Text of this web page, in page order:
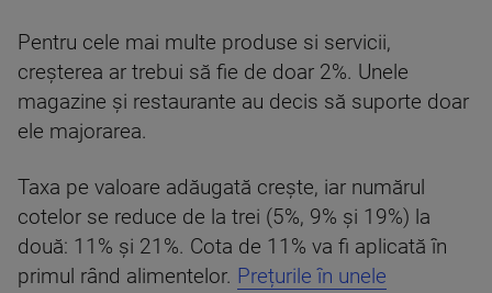
Pentru cele mai multe produse si servicii,
creșterea ar trebui să fie de doar 2%. Unele
magazine și restaurante au decis să suporte doar
ele majorarea.
Taxa pe valoare adăugată crește, iar numărul
cotelor se reduce de la trei (5%, 9% și 19%) la
două: 11% și 21%. Cota de 11% va fi aplicată în
primul rând alimentelor. Prețurile în unele